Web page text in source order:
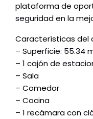
plataforma de
seguridad en la
Características del
– Superficie: 55.34
– 1 cajón de
– Sala
– Comedor
– Cocina
– 1 recámara con